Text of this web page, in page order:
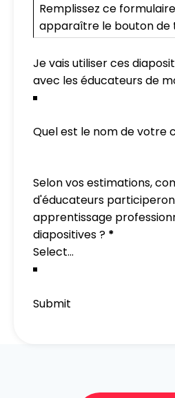
Remplissez ce
apparaître le bouton de
Je vais utiliser ces
Quel est le nom de votre
Selon vos estimations,
d'éducateurs
apprentissage
diapositives ? *
Submit